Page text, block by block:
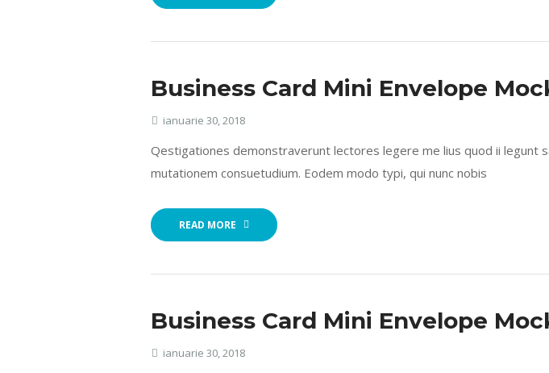
Business Card Mini Envelope
ianuarie 30, 2018
Qestigationes demonstraverunt lectores legere me lius quod ii legunt
mutationem consuetudium. Eodem modo typi, qui nunc nobis
READ MORE
Business Card Mini Envelope
ianuarie 30, 2018